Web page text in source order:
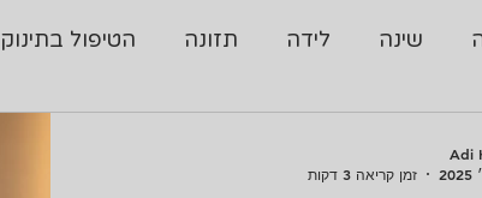
שינה לידה תזונה הטיפול בתינוק
Adi
זמן קריאה 3 דקות